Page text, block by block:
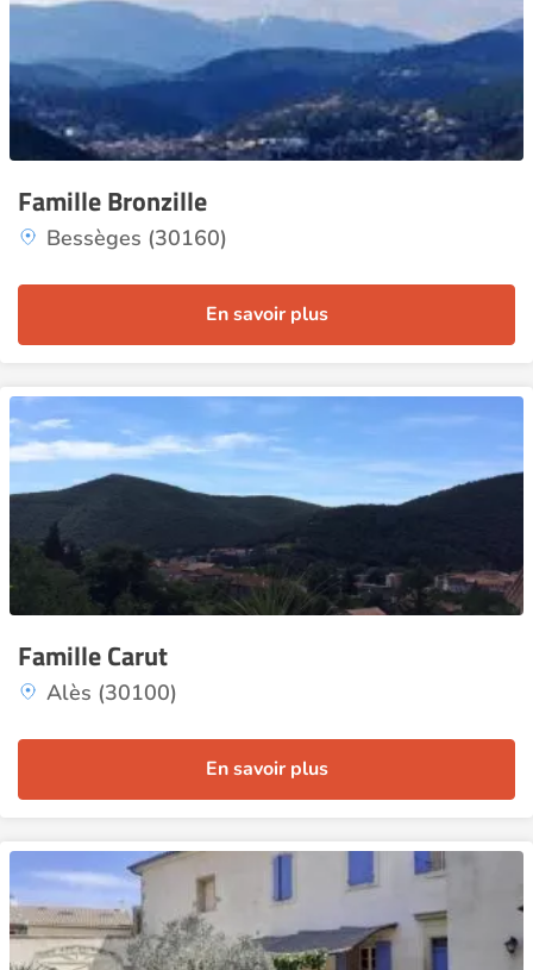
Famille Bronzille
Bessèges (30160)
En savoir plus
Famille Carut
Alès (30100)
En savoir plus